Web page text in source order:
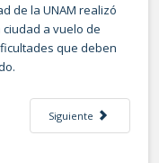
de la UNAM realizó
a vuelo de
que deben
1985 - 2017, a 32 años.
Artículo siguiente: Día
Siguiente